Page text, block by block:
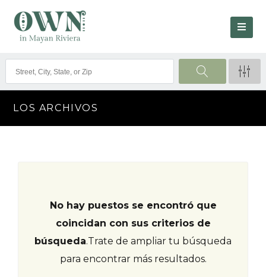
LOS ARCHIVOS
No hay puestos se encontró que
coincidan con sus criterios de
búsqueda.Trate de ampliar tu búsqueda
para encontrar más resultados.